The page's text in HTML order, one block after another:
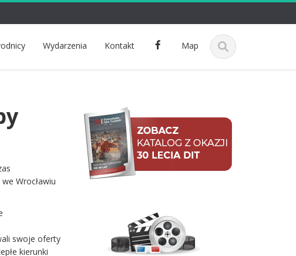
Wydarzenia Kontakt
k
Map
Wrocławiu
swoje oferty
kierunki